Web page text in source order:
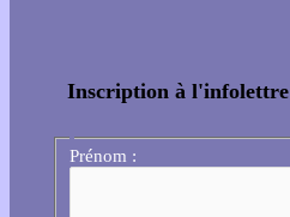
Inscription à l'infolettre
Prénom :